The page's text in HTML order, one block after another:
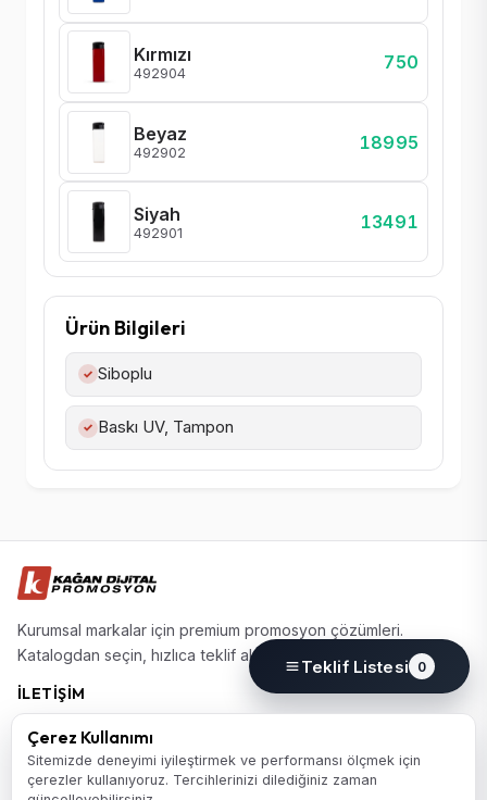
Kırmızı
492904 750
Beyaz
492902 18995
Siyah
492901 13491
Ürün Bilgileri
✓ Siboplu
✓ Baskı UV, Tampon
Kurumsal markalar için premium promosyon çözümleri.
Katalogdan seçin, hızlıca teklif alın.
İLETIŞIM
(0224) 220 77 77
info@kagandijital.com
Nilüfer / Bursa
Teklif Listesi 0
Çerez Kullanımı
Sitemizde deneyimi iyileştirmek ve performansı ölçmek için
çerezler kullanıyoruz. Tercihlerinizi dilediğiniz zaman